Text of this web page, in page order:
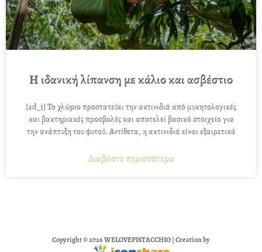
Η ιδανική λίπανση με κάλιο και ασβέστιο
[ad_1] Το χλώριο προστατεύει την ακτινιδιά από μυκητολογικές
και βακτηριακές προσβολές και αποτελεί βασικό στοιχείο για
την ανάπτυξη του φυτού. Αντίθετα, η ακτινιδιά είναι εξαιρετικά
Διαβάστε περισσότερα
Copyright © 2026 WELOVEPISTACCHIO | Creation by